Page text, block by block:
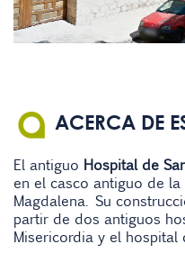
ACERCA DE
El antiguo Hospital de
en el casco antiguo de
Magdalena. Su
partir de dos antiguos
Misericordia y el hospital